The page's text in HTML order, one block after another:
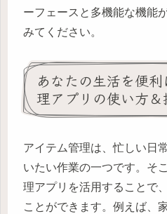
ーフェースと多機能な機能
みてください。
あなたの生活を便
理アプリの使い方
アイテム管理は、忙しい日
いたい作業の一つです。そ
理アプリを活用することで
ことができます。例えば、